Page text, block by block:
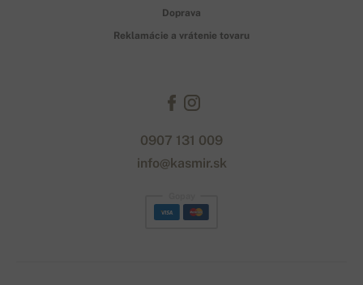
Doprava
Reklamácie a vrátenie tovaru
0907 131 009
info@kasmir.sk